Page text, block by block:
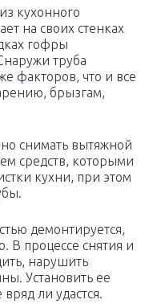
кухонного
на своих стенках
гофры
труба
факторов, что и все
брызгам,
снимать вытяжной
средств, которыми
кухни, при этом
демонтируется,
В процессе снятия и
нарушить
Установить ее
ли удастся.